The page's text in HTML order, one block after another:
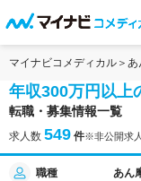
マイナビコメディカル あ
年収300万円以上
転職・募集情報一覧
求人数 549 件※非公開求
職種 あん